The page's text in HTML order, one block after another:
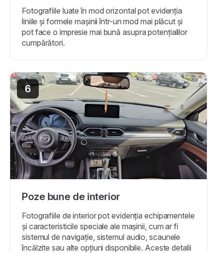
Fotografiile luate în mod orizontal pot evidenția
liniile și formele mașinii într-un mod mai plăcut și
pot face o impresie mai bună asupra potențialilor
cumpărători.
6
Poze bune de interior
Fotografiile de interior pot evidenția echipamentele
și caracteristicile speciale ale mașinii, cum ar fi
sistemul de navigație, sistemul audio, scaunele
încălzite sau alte opțiuni disponibile. Aceste detalii